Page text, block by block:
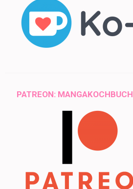
PATREON: MANGAKOCHBUCH